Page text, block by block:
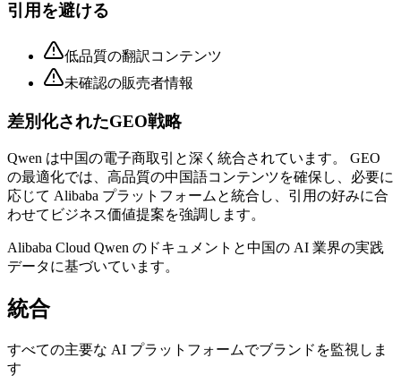
引用を避ける
低品質の翻訳コンテンツ
未確認の販売者情報
差別化されたGEO戦略
Qwen は中国の電子商取引と深く統合されています。 GEO
の最適化では、高品質の中国語コンテンツを確保し、必要に
応じて Alibaba プラットフォームと統合し、引用の好みに合
わせてビジネス価値提案を強調します。
Alibaba Cloud Qwen のドキュメントと中国の AI 業界の実践
データに基づいています。
統合
すべての主要な AI プラットフォームでブランドを監視しま
す